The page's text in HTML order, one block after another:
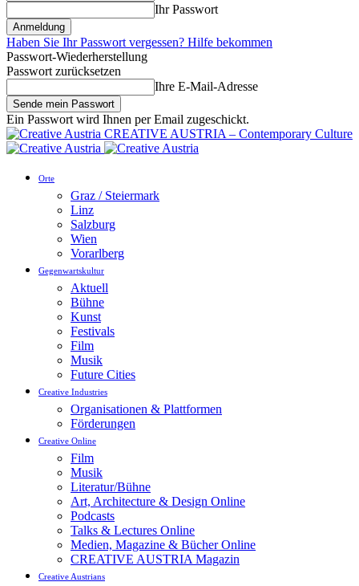
Ihr Passwort
Haben Sie Ihr Passwort vergessen? Hilfe bekommen
Passwort-Wiederherstellung
Passwort zurücksetzen
Ihre E-Mail-Adresse
Ein Passwort wird Ihnen per Email zugeschickt.
CREATIVE AUSTRIA – Contemporary Culture
Orte
Graz / Steiermark
Linz
Salzburg
Wien
Vorarlberg
Gegenwartskultur
Aktuell
Bühne
Kunst
Festivals
Film
Musik
Future Cities
Creative Industries
Organisationen & Plattformen
Förderungen
Creative Online
Film
Musik
Literatur/Bühne
Art, Architecture & Design Online
Podcasts
Talks & Lectures Online
Medien, Magazine & Bücher Online
CREATIVE AUSTRIA Magazin
Creative Austrians